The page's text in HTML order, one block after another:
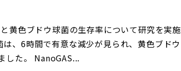
黄色ブドウ球菌の生存率について研究を実施
、6時間で有意な減少が見られ、黄色ブドウ
した。 NanoGAS...